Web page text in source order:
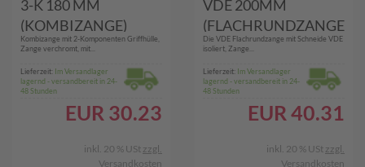
3-K 180 MM
(KOMBIZANGE)
Kombizange mit 2-Komponenten Griffhülle,
Zange verchromt, mit...
Lieferzeit: Im Versandlager
lagernd - versandbereit in 24-
48 Stunden
EUR 30.23
inkl. 20 % USt zzgl.
Versandkosten
VDE 200MM
(FLACHRUNDZANGE
)Die VDE Flachrundzange mit Schneide VDE
isoliert, Zange...
Lieferzeit: Im Versandlager
lagernd - versandbereit in 24-
48 Stunden
EUR 40.31
inkl. 20 % USt zzgl.
Versandkosten